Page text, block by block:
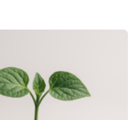
bekannte Stechmücken-
hat sich in
Es konnte als neue
werden und trägt
primaevus. Dieser erste
in Bernstein
Fossilfund einer